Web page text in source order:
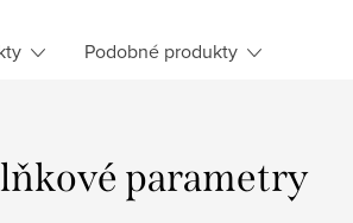
Podobné produkty
parametry